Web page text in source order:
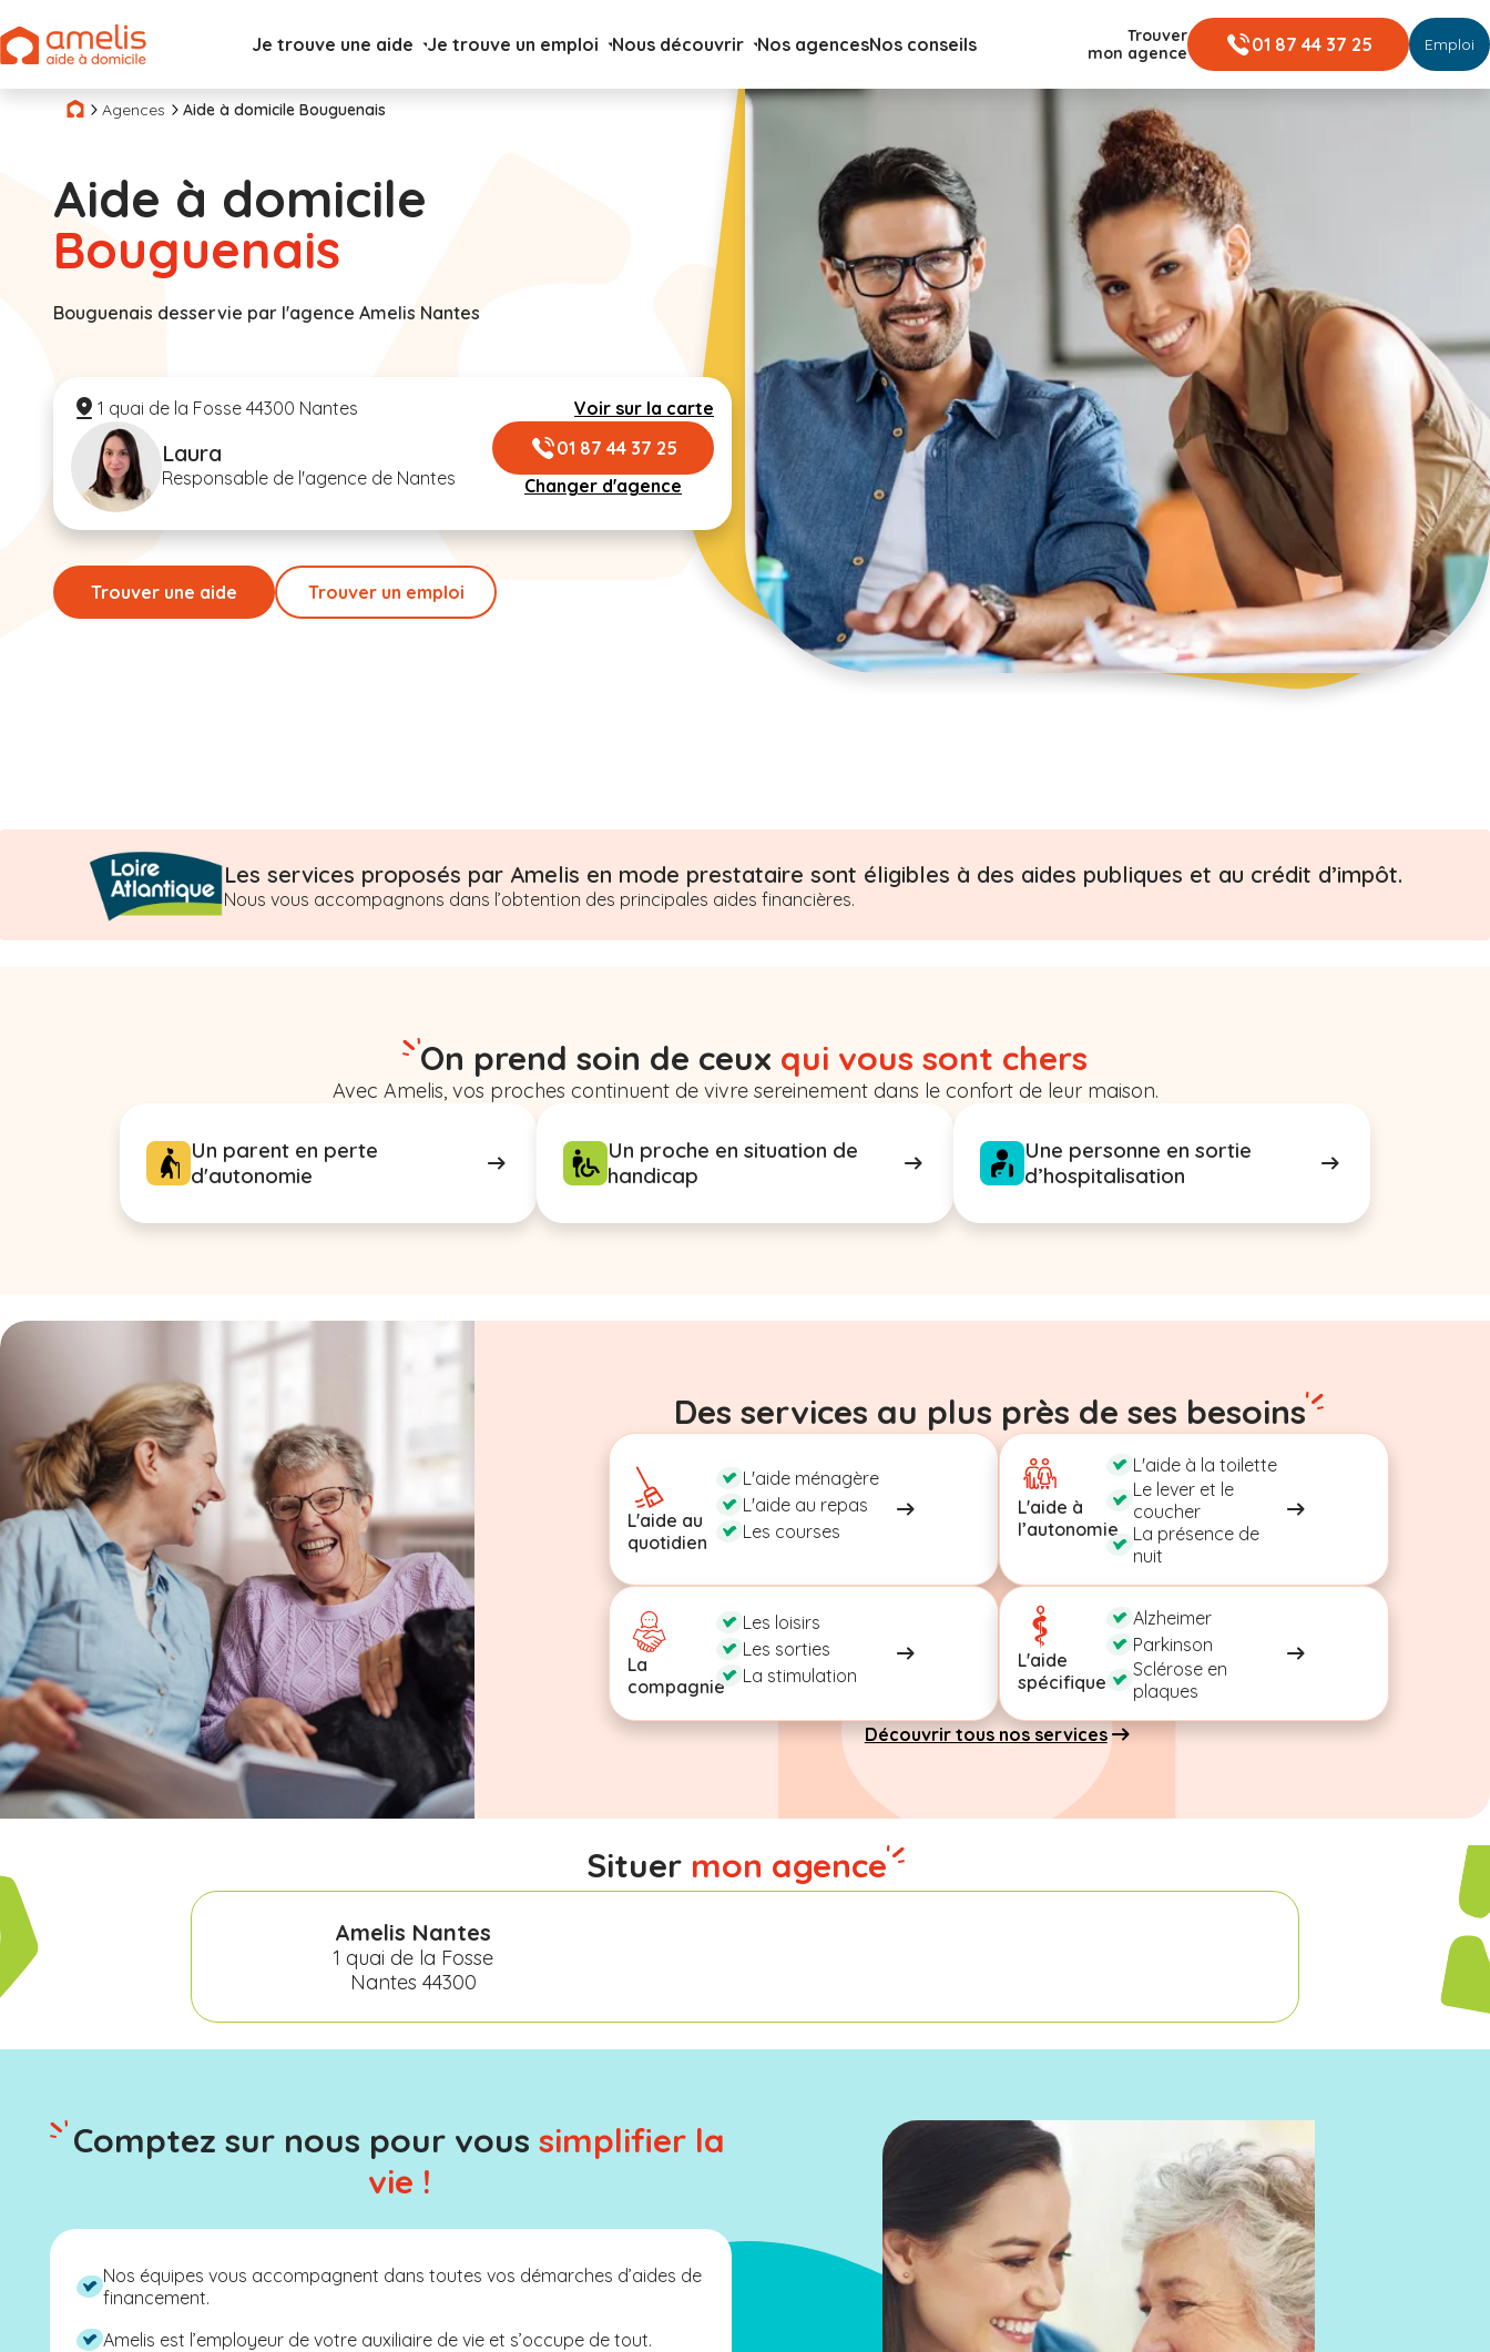
Je trouve une aide Je trouve un emploi Nous découvrir Nos agencesNos conseils
Trouver
mon agence
01 87 44 37 25 Emploi
Agences Aide à domicile Bouguenais
Aide à domicile
Bouguenais
Bouguenais desservie par l'agence Amelis Nantes
1 quai de la Fosse 44300 Nantes Voir sur la carte
Laura
Responsable de l'agence de Nantes
01 87 44 37 25
Changer d'agence
Trouver une aide Trouver un emploi
Les services proposés par Amelis en mode prestataire sont éligibles à des aides publiques et au crédit d’impôt.
Nous vous accompagnons dans l’obtention des principales aides financières.
On prend soin de ceux qui vous sont chers
Avec Amelis, vos proches continuent de vivre sereinement dans le confort de leur maison.
Un parent en perte
d'autonomie
Un proche en situation de
handicap
Une personne en sortie
d’hospitalisation
Des services au plus près de ses besoins
L'aide au
quotidien
L'aide ménagère
L'aide au repas
Les courses
L'aide à
l’autonomie
L'aide à la toilette
Le lever et le
coucher
La présence de
nuit
La
compagnie
Les loisirs
Les sorties
La stimulation
L'aide
spécifique
Alzheimer
Parkinson
Sclérose en
plaques
Découvrir tous nos services
Situer mon agence
Amelis Nantes
1 quai de la Fosse
Nantes 44300
Comptez sur nous pour voussimplifier la
vie !
Nos équipes vous accompagnent dans toutes vos démarches d’aides de
financement.
Amelis est l’employeur de votre auxiliaire de vie et s’occupe de tout.